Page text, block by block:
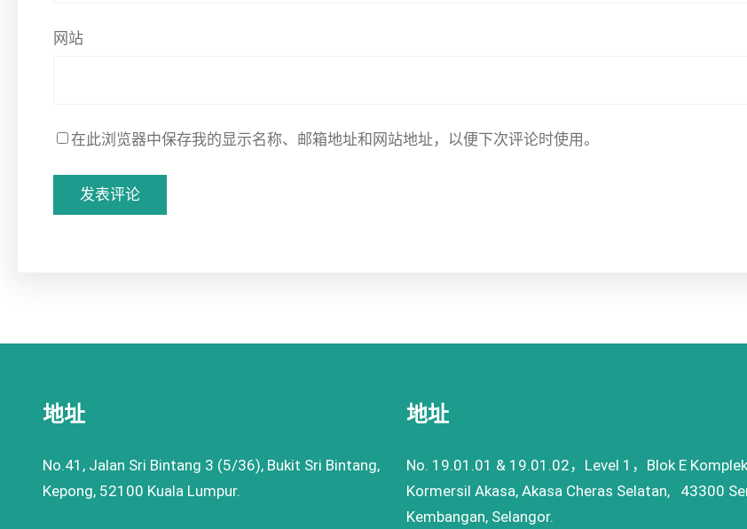
网站
在此浏览器中保存我的显示名称、邮箱地址和网站地址，以便下次评论时使用。
地址
No.41, Jalan Sri Bintang 3 (5/36), Bukit Sri Bintang,
Kepong, 52100 Kuala Lumpur.
地址
No. 19.01.01 & 19.01.02，Level 1，Blok E
Kormersil Akasa, Akasa Cheras Selatan, 43300
Kembangan, Selangor.